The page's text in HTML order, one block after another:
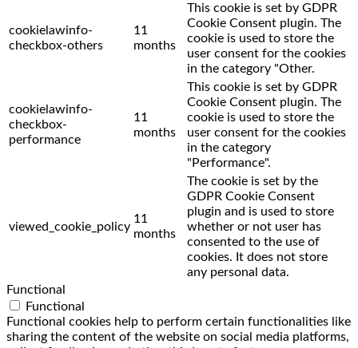
cookielawinfo-
checkbox-others
11
months
This cookie is set by GDPR
Cookie Consent plugin. The
cookie is used to store the
user consent for the cookies
in the category "Other.
cookielawinfo-
checkbox-
performance
11
months
This cookie is set by GDPR
Cookie Consent plugin. The
cookie is used to store the
user consent for the cookies
in the category
"Performance".
viewed_cookie_policy
11
months
The cookie is set by the
GDPR Cookie Consent
plugin and is used to store
whether or not user has
consented to the use of
cookies. It does not store
any personal data.
Functional
Functional
Functional cookies help to perform certain functionalities like
sharing the content of the website on social media platforms,